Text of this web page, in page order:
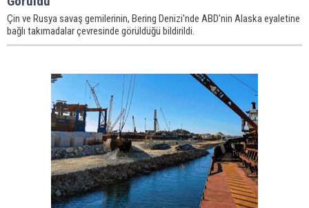
Çin ve Rusya savaş gemilerinin, Bering Denizi'nde ABD'nin Alaska eyaletine
bağlı takımadalar çevresinde görüldüğü bildirildi.